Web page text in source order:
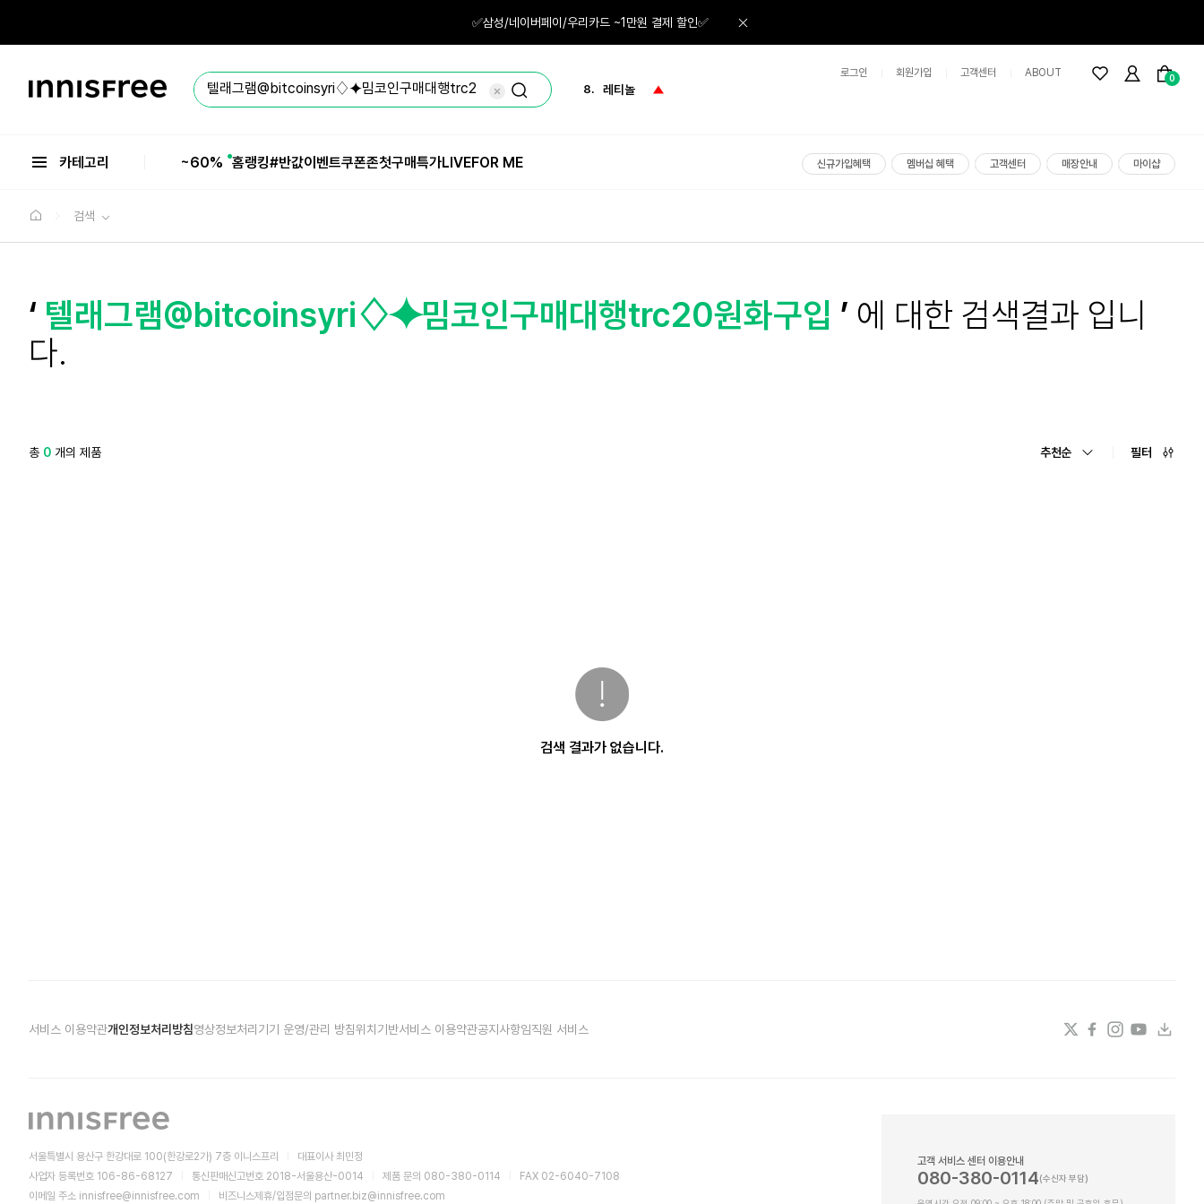
으
✅삼성/네이버페이/우리카드 ~1만원 결제 할인✅
이
6. 노세범
8. 레티놀
로그인 회원가입 고객센터 ABOUT 0
카테고리 ~60% 홈랭킹#반값이벤트쿠폰존첫구매특가LIVEFOR ME 신규가입혜택 멤버십 혜택 고객센터 매장안내 마이샵
검색
‘ 텔래그램@bitcoinsyri♢⯌밈코인구매대행trc20원화구입 ’ 에 대한 검색결과 입니
다.
총 0 개의 제품 추천순 필터
검색 결과가 없습니다.
서울특별시 용산구 한강대로 100(한강로2가) 7층 이니스프리
대표이사 최민정
사업자 등록번호 106-86-68127
통신판매신고번호 2018-서울용산-0014 제품 문의 080-380-0114
FAX 02-6040-7108
이메일 주소 innisfree@innisfree.com 비즈니스제휴/입점문의 partner.biz@innisfree.com
고객 서비스 센터 이용안내
080-380-0114
서비스 이용약관개인정보처리방침영상정보처리기기 운영/관리 방침위치기반서비스 이용약관공지사항임직원 서비스